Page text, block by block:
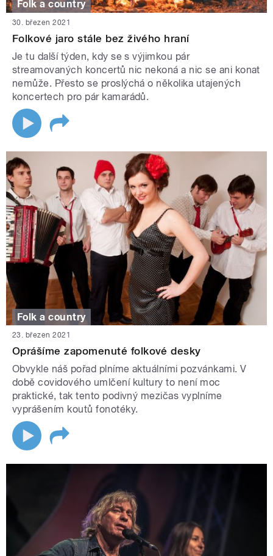
Folk a country
30. březen 2021
Folkové jaro stále bez živého hraní
Je tu další týden, kdy se s výjimkou pár
streamovaných koncertů nic nekoná a nic se ani konat
nemůže. Přesto se proslýchá o několika utajených
koncertech pro pár kamarádů.
Folk a country
23. březen 2021
Oprášíme zapomenuté folkové desky
Obvykle náš pořad plníme aktuálními pozvánkami. V
době covidového umlčení kultury to není moc
praktické, tak tento podivný mezičas vyplníme
vyprášením koutů fonotéky.